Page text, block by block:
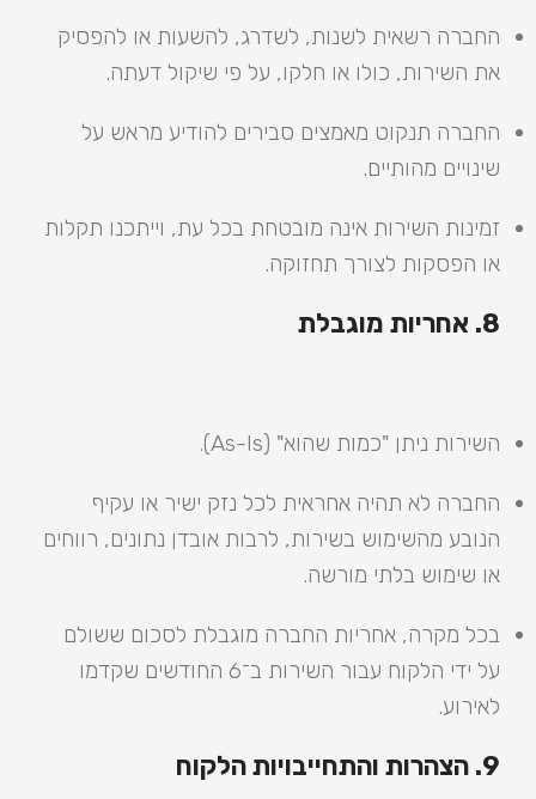
החברה רשאית לשנות, לשדרג, להשעות או להפסיק
את השירות, כולו או חלקו, על פי שיקול דעתה.
החברה תנקוט מאמצים סבירים להודיע מראש על
שינויים מהותיים.
זמינות השירות אינה מובטחת בכל עת, וייתכנו תקלות
או הפסקות לצורך תחזוקה.
8. אחריות מוגבלת
השירות ניתן "כמות שהוא" (As-Is).
החברה לא תהיה אחראית לכל נזק ישיר או עקיף
הנובע מהשימוש בשירות, לרבות אובדן נתונים, רווחים
או שימוש בלתי מורשה.
בכל מקרה, אחריות החברה מוגבלת לסכום ששולם
על ידי הלקוח עבור השירות ב־6 החודשים שקדמו
לאירוע.
9. הצהרות והתחייבויות הלקוח